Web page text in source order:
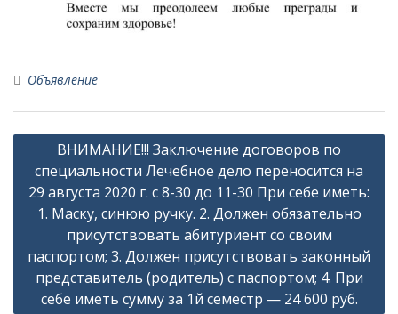
Объявление
Навигация
записям
ВНИМАНИЕ!!! Заключение договоров по
специальности Лечебное дело переносится на
29 августа 2020 г. с 8-30 до 11-30 При себе иметь:
1. Маску, синюю ручку. 2. Должен обязательно
присутствовать абитуриент со своим
паспортом; 3. Должен присутствовать законный
представитель (родитель) с паспортом; 4. При
себе иметь сумму за 1й семестр — 24 600 руб.